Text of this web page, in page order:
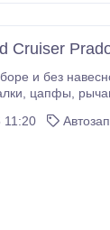
Cruiser
с маленькими пробегами,
11:20